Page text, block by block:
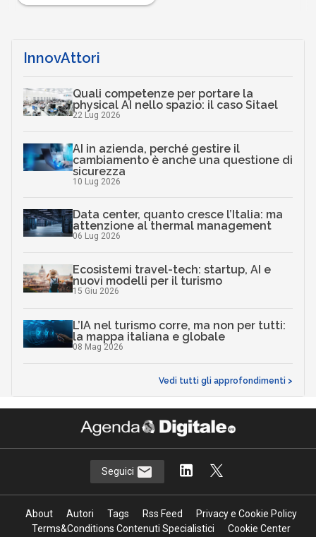
InnovAttori
Quali competenze per portare la
physical AI nello spazio: il caso Sitael
22 Lug 2026
AI in azienda, perché gestire il
cambiamento è anche una questione di
sicurezza
10 Lug 2026
Data center, quanto cresce l’Italia: ma
attenzione al thermal management
06 Lug 2026
Ecosistemi travel-tech: startup, AI e
nuovi modelli per il turismo
15 Giu 2026
L’IA nel turismo corre, ma non per tutti:
la mappa italiana e globale
08 Mag 2026
Vedi tutti gli approfondimenti >
Seguici
About Autori Tags Rss Feed
Privacy e Cookie Policy
Terms&Conditions Contenuti Specialistici
Cookie Center